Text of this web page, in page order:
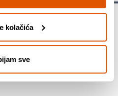
kolačića
sve
u priručniku za vlasnika
opterećuju se gume i ostali
gume. Također može
dijelova ili "ispuštanje